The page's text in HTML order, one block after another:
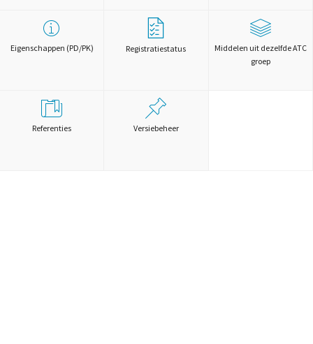
Eigenschappen (PD/PK) Registratiestatus
Middelen uit dezelfde ATC
groep
Referenties Versiebeheer